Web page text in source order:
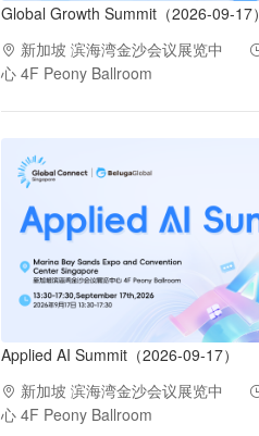
Global Growth Summit（2026-09-17）
新加坡 滨海湾金沙会议展览中
心 4F Peony Ballroom
Applied AI Summit（2026-09-17）
新加坡 滨海湾金沙会议展览中
心 4F Peony Ballroom